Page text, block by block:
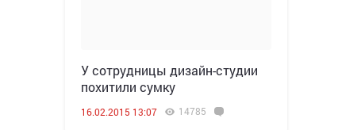
У сотрудницы дизайн-студии
похитили сумку
16.02.2015 13:07 14785